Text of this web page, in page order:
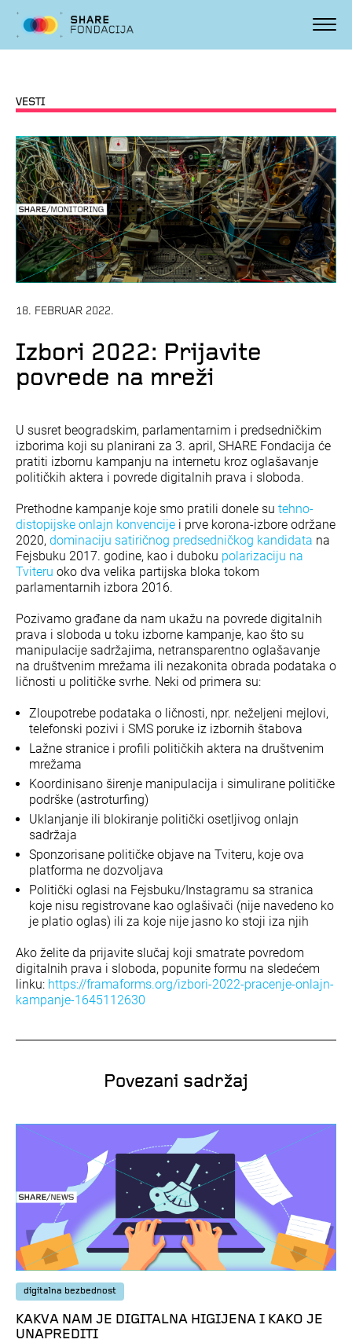
VESTI
18. FEBRUAR 2022.
Izbori 2022: Prijavite
povrede na mreži
U susret beogradskim, parlamentarnim i predsedničkim
izborima koji su planirani za 3. april, SHARE Fondacija će
pratiti izbornu kampanju na internetu kroz oglašavanje
političkih aktera i povrede digitalnih prava i sloboda.
Prethodne kampanje koje smo pratili donele su tehno-
distopijske onlajn konvencije i prve korona-izbore održane
2020, dominaciju satiričnog predsedničkog kandidata na
Fejsbuku 2017. godine, kao i duboku polarizaciju na
Tviteru oko dva velika partijska bloka tokom
parlamentarnih izbora 2016.
Pozivamo građane da nam ukažu na povrede digitalnih
prava i sloboda u toku izborne kampanje, kao što su
manipulacije sadržajima, netransparentno oglašavanje
na društvenim mrežama ili nezakonita obrada podataka o
ličnosti u političke svrhe. Neki od primera su:
Zloupotrebe podataka o ličnosti, npr. neželjeni mejlovi,
telefonski pozivi i SMS poruke iz izbornih štabova
Lažne stranice i profili političkih aktera na društvenim
mrežama
Koordinisano širenje manipulacija i simulirane političke
podrške (astroturfing)
Uklanjanje ili blokiranje politički osetljivog onlajn
sadržaja
Sponzorisane političke objave na Tviteru, koje ova
platforma ne dozvoljava
Politički oglasi na Fejsbuku/Instagramu sa stranica
koje nisu registrovane kao oglašivači (nije navedeno ko
je platio oglas) ili za koje nije jasno ko stoji iza njih
Ako želite da prijavite slučaj koji smatrate povredom
digitalnih prava i sloboda, popunite formu na sledećem
linku: https://framaforms.org/izbori-2022-pracenje-onlajn-
kampanje-1645112630
Povezani sadržaj
digitalna bezbednost
KAKVA NAM JE DIGITALNA HIGIJENA I KAKO JE
UNAPREDITI